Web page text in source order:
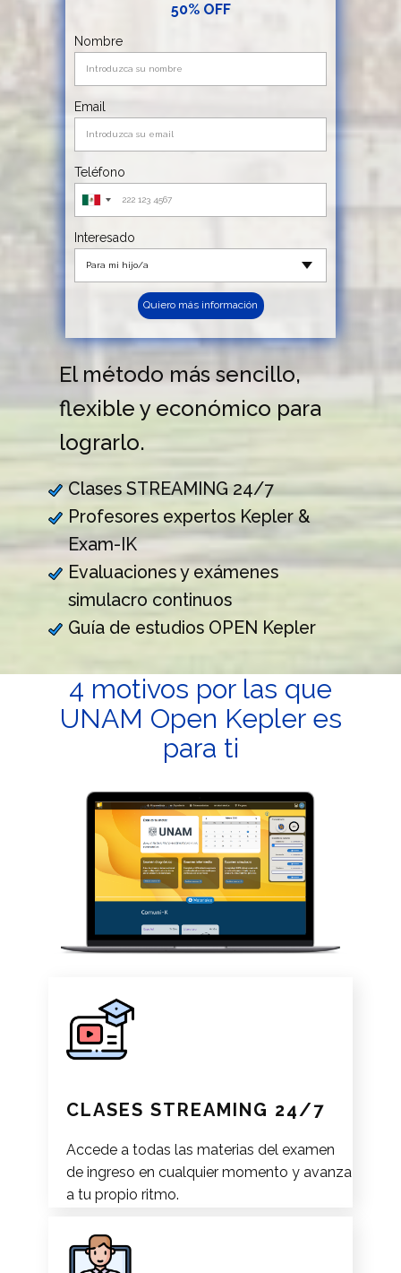
50% OFF
Nombre
Email
Teléfono
Interesado
Quiero más información
El método más sencillo,
flexible y económico para
lograrlo.
Clases STREAMING 24/7
Profesores expertos Kepler &
Exam-IK
Evaluaciones y exámenes
simulacro continuos
Guía de estudios OPEN Kepler
4 motivos por las que
UNAM​ Open Kepler es
para ti
CLASES STREAMING 24/7
Accede a todas las materias del examen
de ingreso en cualquier momento y avanza
a tu propio ritmo.